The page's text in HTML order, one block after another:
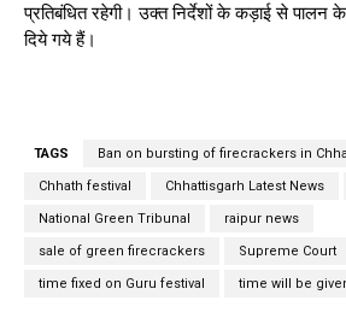
प्रतिबंधित रहेगी। उक्त निर्देशों के कड़ाई से पालन
दिये गये हैं।
TAGS Ban on bursting of firecrackers in
Chhath festival Chhattisgarh Latest News
National Green Tribunal raipur news
sale of green firecrackers Supreme Court
time fixed on Guru festival time will be